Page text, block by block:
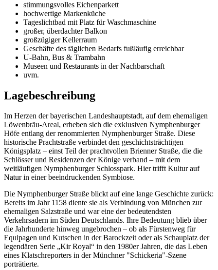
stimmungsvolles Eichenparkett
hochwertige Markenküche
Tageslichtbad mit Platz für Waschmaschine
großer, überdachter Balkon
großzügiger Kellerraum
Geschäfte des täglichen Bedarfs fußläufig erreichbar
U-Bahn, Bus & Trambahn
Museen und Restaurants in der Nachbarschaft
uvm.
Lagebeschreibung
Im Herzen der bayerischen Landeshauptstadt, auf dem ehemaligen
Löwenbräu-Areal, erheben sich die exklusiven Nymphenburger
Höfe entlang der renommierten Nymphenburger Straße. Diese
historische Prachtstraße verbindet den geschichtsträchtigen
Königsplatz – einst Teil der prachtvollen Brienner Straße, die die
Schlösser und Residenzen der Könige verband – mit dem
weitläufigen Nymphenburger Schlosspark. Hier trifft Kultur auf
Natur in einer beeindruckenden Symbiose.
Die Nymphenburger Straße blickt auf eine lange Geschichte zurück:
Bereits im Jahr 1158 diente sie als Verbindung von München zur
ehemaligen Salzstraße und war eine der bedeutendsten
Verkehrsadern im Süden Deutschlands. Ihre Bedeutung blieb über
die Jahrhunderte hinweg ungebrochen – ob als Fürstenweg für
Equipagen und Kutschen in der Barockzeit oder als Schauplatz der
legendären Serie „Kir Royal“ in den 1980er Jahren, die das Leben
eines Klatschreporters in der Münchner "Schickeria"-Szene
porträtierte.